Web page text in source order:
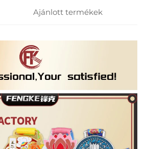
Ajánlott termékek